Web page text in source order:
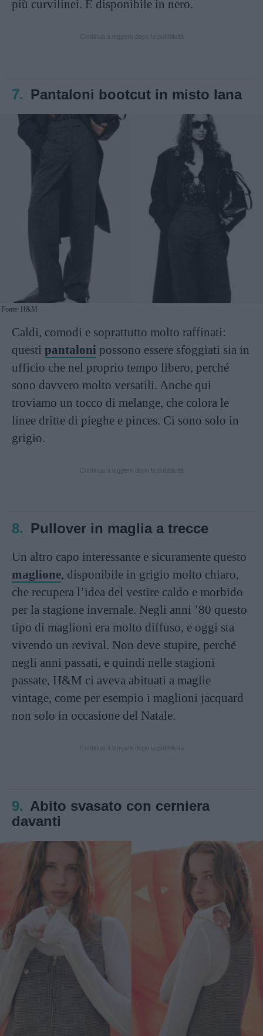
più curvilinei. È disponibile in nero.
7. Pantaloni bootcut in misto lana
Fonte: H&M
Caldi, comodi e soprattutto molto raffinati:
questi pantaloni possono essere sfoggiati sia in
ufficio che nel proprio tempo libero, perché
sono davvero molto versatili. Anche qui
troviamo un tocco di melange, che colora le
linee dritte di pieghe e pinces. Ci sono solo in
grigio.
8. Pullover in maglia a trecce
Un altro capo interessante e sicuramente questo
maglione, disponibile in grigio molto chiaro,
che recupera l’idea del vestire caldo e morbido
per la stagione invernale. Negli anni ’80 questo
tipo di maglioni era molto diffuso, e oggi sta
vivendo un revival. Non deve stupire, perché
negli anni passati, e quindi nelle stagioni
passate, H&M ci aveva abituati a maglie
vintage, come per esempio i maglioni jacquard
non solo in occasione del Natale.
9. Abito svasato con cerniera
davanti